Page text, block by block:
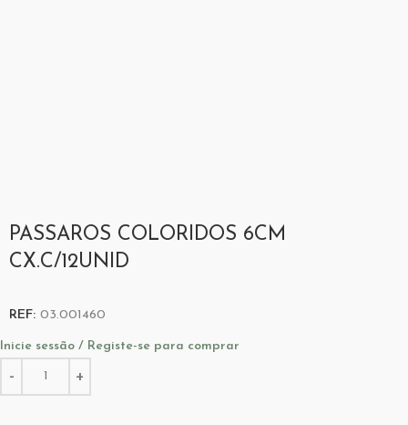
PASSAROS COLORIDOS 6CM
CX.C/12UNID
REF: 03.001460
Inicie sessão / Registe-se para comprar